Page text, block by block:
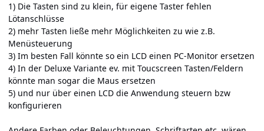
1) Die Tasten sind zu klein, für eigene Taster fehlen
Lötanschlüsse
2) mehr Tasten ließe mehr Möglichkeiten zu wie z.B.
Menüsteuerung
3) Im besten Fall könnte so ein LCD einen PC-Monitor ersetzen
4) In der Deluxe Variante ev. mit Toucscreen Tasten/Feldern
könnte man sogar die Maus ersetzen
5) und nur über einen LCD die Anwendung steuern bzw
konfigurieren